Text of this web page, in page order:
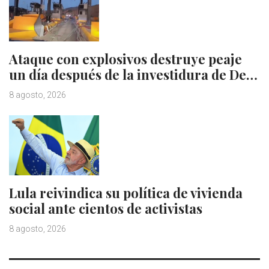
Ataque con explosivos destruye peaje
un día después de la investidura de De…
8 agosto, 2026
Lula reivindica su política de vivienda
social ante cientos de activistas
8 agosto, 2026